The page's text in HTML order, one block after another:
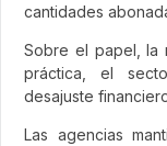
cantidades
Sobre el papel, la
práctica, el
desajuste
Las agencias